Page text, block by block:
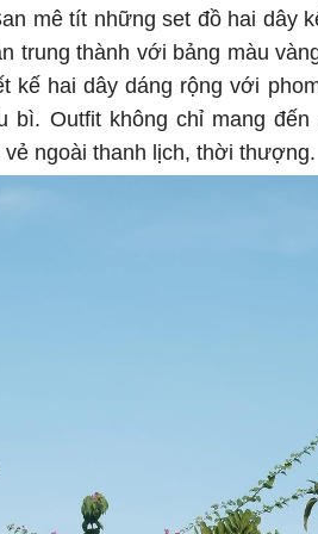
mê tít những set đồ hai dây
trung thành với bảng màu
kế hai dây dáng rộng với
bì. Outfit không chỉ mang
ngoài thanh lịch, thời thượng.